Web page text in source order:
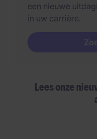
een nieuwe
in uw carrière.
Lees onze